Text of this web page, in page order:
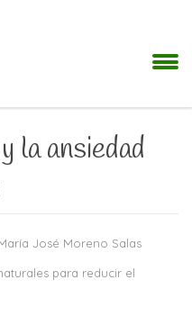
la ansiedad
José Moreno Salas
para reducir el